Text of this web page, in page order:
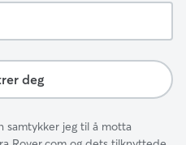
deg
samtykker jeg til å motta